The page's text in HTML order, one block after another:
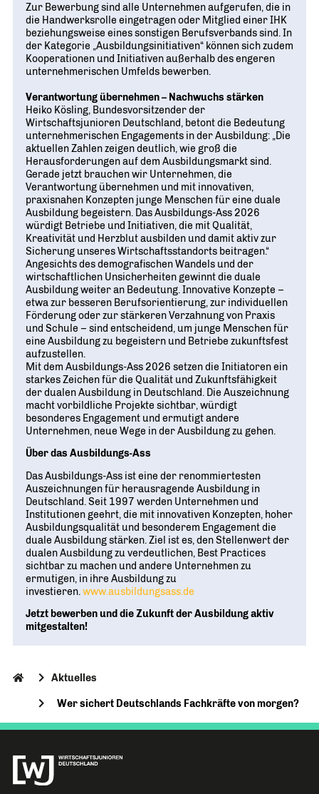
Zur Bewerbung sind alle Unternehmen aufgerufen, die in
die Handwerksrolle eingetragen oder Mitglied einer IHK
beziehungsweise eines sonstigen Berufsverbands sind. In
der Kategorie „Ausbildungsinitiativen“ können sich zudem
Kooperationen und Initiativen außerhalb des engeren
unternehmerischen Umfelds bewerben.
Verantwortung übernehmen – Nachwuchs stärken
Heiko Kösling, Bundesvorsitzender der
Wirtschaftsjunioren Deutschland, betont die Bedeutung
unternehmerischen Engagements in der Ausbildung: „Die
aktuellen Zahlen zeigen deutlich, wie groß die
Herausforderungen auf dem Ausbildungsmarkt sind.
Gerade jetzt brauchen wir Unternehmen, die
Verantwortung übernehmen und mit innovativen,
praxisnahen Konzepten junge Menschen für eine duale
Ausbildung begeistern. Das Ausbildungs-Ass 2026
würdigt Betriebe und Initiativen, die mit Qualität,
Kreativität und Herzblut ausbilden und damit aktiv zur
Sicherung unseres Wirtschaftsstandorts beitragen.“
Angesichts des demografischen Wandels und der
wirtschaftlichen Unsicherheiten gewinnt die duale
Ausbildung weiter an Bedeutung. Innovative Konzepte –
etwa zur besseren Berufsorientierung, zur individuellen
Förderung oder zur stärkeren Verzahnung von Praxis
und Schule – sind entscheidend, um junge Menschen für
eine Ausbildung zu begeistern und Betriebe zukunftsfest
aufzustellen.
Mit dem Ausbildungs-Ass 2026 setzen die Initiatoren ein
starkes Zeichen für die Qualität und Zukunftsfähigkeit
der dualen Ausbildung in Deutschland. Die Auszeichnung
macht vorbildliche Projekte sichtbar, würdigt
besonderes Engagement und ermutigt andere
Unternehmen, neue Wege in der Ausbildung zu gehen.
Über das Ausbildungs-Ass
Das Ausbildungs-Ass ist eine der renommiertesten
Auszeichnungen für herausragende Ausbildung in
Deutschland. Seit 1997 werden Unternehmen und
Institutionen geehrt, die mit innovativen Konzepten, hoher
Ausbildungsqualität und besonderem Engagement die
duale Ausbildung stärken. Ziel ist es, den Stellenwert der
dualen Ausbildung zu verdeutlichen, Best Practices
sichtbar zu machen und andere Unternehmen zu
ermutigen, in ihre Ausbildung zu
investieren. www.ausbildungsass.de
Jetzt bewerben und die Zukunft der Ausbildung aktiv
mitgestalten!
Aktuelles
Wer sichert Deutschlands Fachkräfte von morgen?